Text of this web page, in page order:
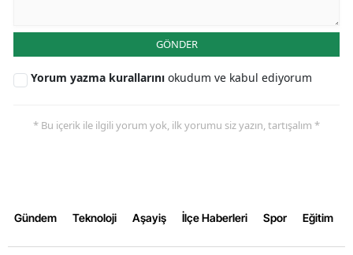
Muğla
Nevşehir
Rize
Sakarya
GÖNDER
Yorum yazma kurallarını okudum ve kabul ediyorum
* Bu içerik ile ilgili yorum yok, ilk yorumu siz yazın, tartışalım *
Gündem Teknoloji Aşayiş İlçe Haberleri Spor Eğitim